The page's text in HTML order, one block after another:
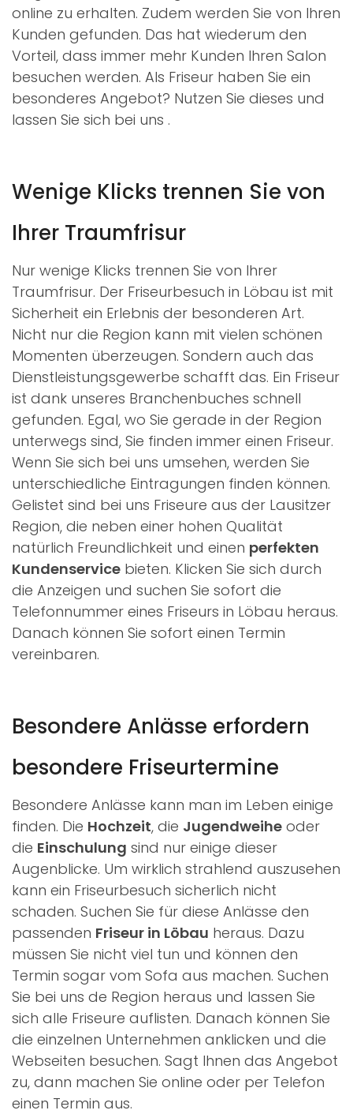
online zu erhalten. Zudem werden Sie von Ihren
Kunden gefunden. Das hat wiederum den
Vorteil, dass immer mehr Kunden Ihren Salon
besuchen werden. Als Friseur haben Sie ein
besonderes Angebot? Nutzen Sie dieses und
lassen Sie sich bei uns .
Wenige Klicks trennen Sie von
Ihrer Traumfrisur
Nur wenige Klicks trennen Sie von Ihrer
Traumfrisur. Der Friseurbesuch in Löbau ist mit
Sicherheit ein Erlebnis der besonderen Art.
Nicht nur die Region kann mit vielen schönen
Momenten überzeugen. Sondern auch das
Dienstleistungsgewerbe schafft das. Ein Friseur
ist dank unseres Branchenbuches schnell
gefunden. Egal, wo Sie gerade in der Region
unterwegs sind, Sie finden immer einen Friseur.
Wenn Sie sich bei uns umsehen, werden Sie
unterschiedliche Eintragungen finden können.
Gelistet sind bei uns Friseure aus der Lausitzer
Region, die neben einer hohen Qualität
natürlich Freundlichkeit und einen perfekten
Kundenservice bieten. Klicken Sie sich durch
die Anzeigen und suchen Sie sofort die
Telefonnummer eines Friseurs in Löbau heraus.
Danach können Sie sofort einen Termin
vereinbaren.
Besondere Anlässe erfordern
besondere Friseurtermine
Besondere Anlässe kann man im Leben einige
finden. Die Hochzeit, die Jugendweihe oder
die Einschulung sind nur einige dieser
Augenblicke. Um wirklich strahlend auszusehen
kann ein Friseurbesuch sicherlich nicht
schaden. Suchen Sie für diese Anlässe den
passenden Friseur in Löbau heraus. Dazu
müssen Sie nicht viel tun und können den
Termin sogar vom Sofa aus machen. Suchen
Sie bei uns de Region heraus und lassen Sie
sich alle Friseure auflisten. Danach können Sie
die einzelnen Unternehmen anklicken und die
Webseiten besuchen. Sagt Ihnen das Angebot
zu, dann machen Sie online oder per Telefon
einen Termin aus.